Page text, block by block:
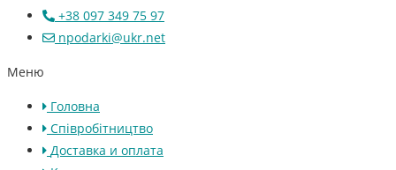
+38 097 349 75 97
npodarki@ukr.net
Меню
Головна
Співробітництво
Доставка и оплата